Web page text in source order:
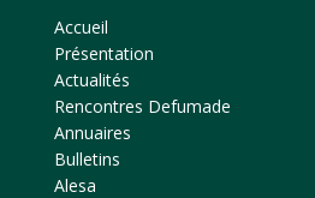
Accueil
Présentation
Actualités
Rencontres Defumade
Annuaires
Bulletins
Alesa